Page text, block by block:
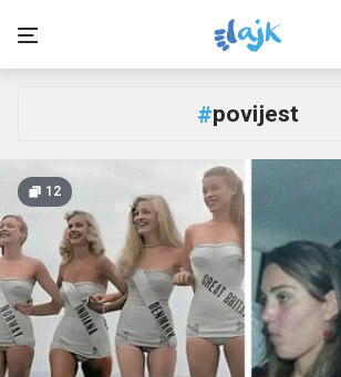
#povijest
12